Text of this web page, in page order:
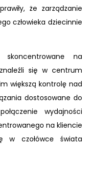
że zarządzanie
człowieka dziecinnie
na
się w centrum
większą kontrolę nad
dostosowane do
wydajności
na kliencie
w czołówce świata